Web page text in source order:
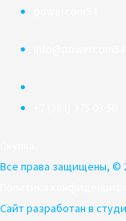
Все права защищены, ©
Сайт разработан в